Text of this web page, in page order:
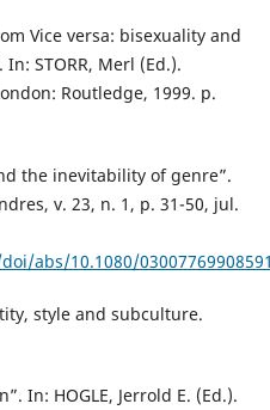
Vice versa: bisexuality and
STORR, Merl (Ed.).
Routledge, 1999. p.
the inevitability of genre”.
v. 23, n. 1, p. 31-50, jul.
abs/10.1080/
style and subculture.
In: HOGLE, Jerrold E. (Ed.).